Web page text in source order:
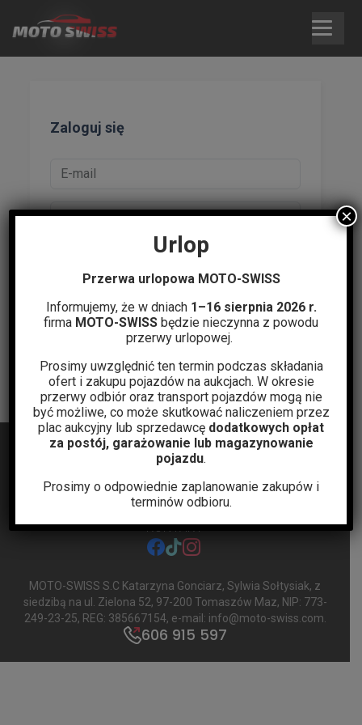
Zaloguj się
Zapamiętaj mnie
Nie pamiętasz hasła?|Zarejestruj się
Zaloguj się
POLITYKA PRYWATNOŚCI
KONTAKT
facebook
tiktokinstagram
MOTO-SWISS S.C Katarzyna Gonciarz, Sylwia Sołtysiak, z
siedzibą na ul. Zielona 52, 97-200 Tomaszów Maz, NIP: 773-
249-23-25, REG: 385667154, e-mail: info@moto-swiss.com.
606 915 597
Urlop
Przerwa urlopowa MOTO-SWISS
Informujemy, że w dniach 1–16 sierpnia 2026 r.
firma MOTO-SWISS będzie nieczynna z powodu
przerwy urlopowej.
Prosimy uwzględnić ten termin podczas składania
ofert i zakupu pojazdów na aukcjach. W okresie
przerwy odbiór oraz transport pojazdów mogą nie
być możliwe, co może skutkować naliczeniem przez
plac aukcyjny lub sprzedawcę dodatkowych opłat
za postój, garażowanie lub magazynowanie
pojazdu.
Prosimy o odpowiednie zaplanowanie zakupów i
terminów odbioru.
×